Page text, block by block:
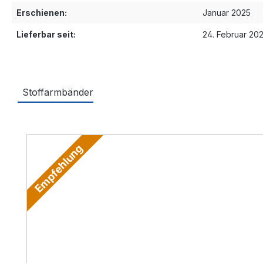
Erschienen: Januar 2025
Lieferbar seit: 24. Februar
Stoffarmbänder
Empfehlung